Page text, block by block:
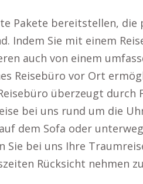
Pakete bereitstellen,
Indem Sie mit einem
auch von einem
Reisebüro vor Ort
überzeugt durch
bei uns rund um die
dem Sofa oder
bei uns Ihre
Rücksicht nehmen